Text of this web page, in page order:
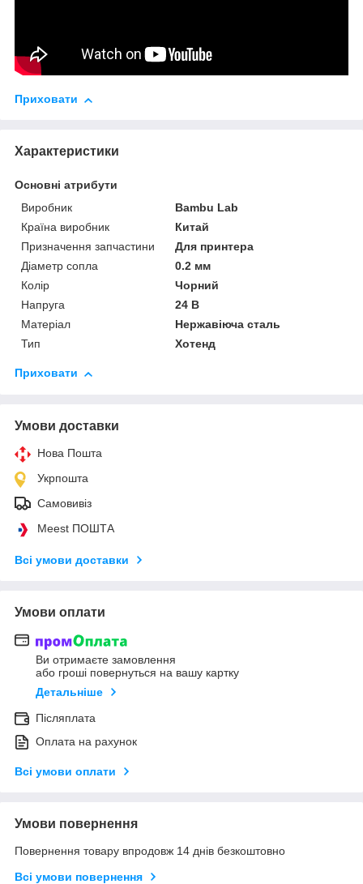
Приховати
Характеристики
Основні атрибути
Виробник
Bambu Lab
Країна виробник
Китай
Призначення запчастини
Для принтера
Діаметр сопла
0.2 мм
Колір
Чорний
Напруга
24 В
Матеріал
Нержавіюча сталь
Тип
Хотенд
Приховати
Умови доставки
Нова Пошта
Укрпошта
Самовивіз
Meest ПОШТА
Всі умови доставки
Умови оплати
Ви отримаєте замовлення
або гроші повернуться на вашу картку
Детальніше
Післяплата
Оплата на рахунок
Всі умови оплати
Умови повернення
Повернення товару впродовж 14 днів безкоштовно
Всі умови повернення